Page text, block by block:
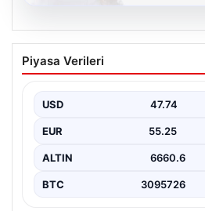
Kelebek.Org İle Sanal
Adresi Ve Muhabbet
oluşturması kritik bir önem
olarak…
Piyasa Verileri
USD 47.74
EUR 55.25
ALTIN 6660.6
BTC 3095726